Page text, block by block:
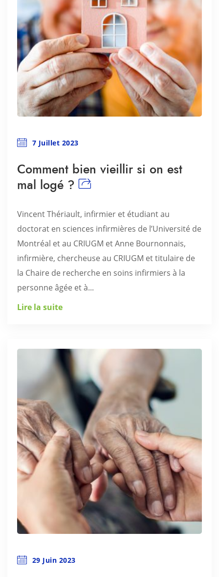
7 Juillet 2023
Comment bien vieillir si on est
mal logé ?
Vincent Thériault, infirmier et étudiant au
doctorat en sciences infirmières de l’Université de
Montréal et au CRIUGM et Anne Bournonnais,
infirmière, chercheuse au CRIUGM et titulaire de
la Chaire de recherche en soins infirmiers à la
personne âgée et à...
Lire la suite
29 Juin 2023